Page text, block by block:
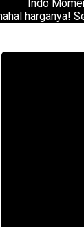
harganya!